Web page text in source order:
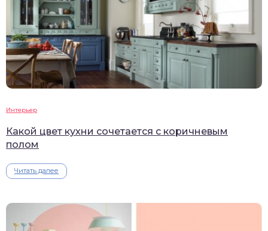
Интерьер
Какой цвет кухни сочетается с коричневым
полом
Читать далее